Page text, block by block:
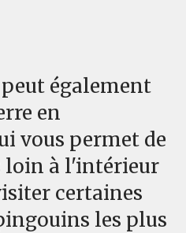
peut également
en
vous permet de
loin à l'intérieur
certaines
les plus